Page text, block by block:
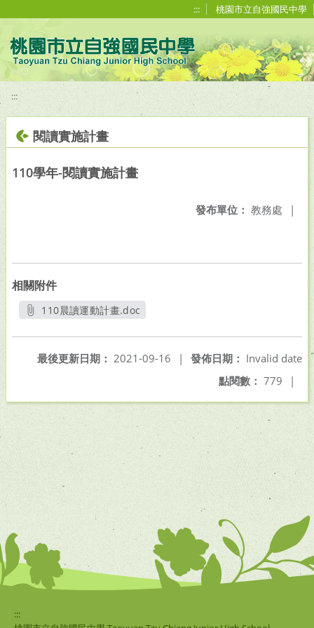
::: 桃園市立自強國民中學
:::
閱讀實施計畫
110學年-閱讀實施計畫
發布單位： 教務處 |
相關附件
110晨讀運動計畫.doc
發佈日期： Invalid date
最後更新日期： 2021-09-16
|
點閱數： 779 |
:::